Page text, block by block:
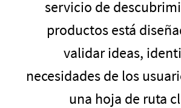
servicio de
productos está
validar ideas,
necesidades de los
una hoja de ruta